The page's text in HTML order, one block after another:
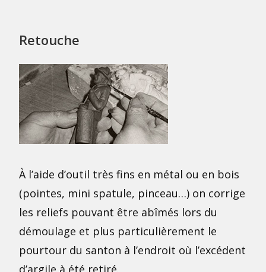
Retouche
À l’aide d’outil très fins en métal ou en bois
(pointes, mini spatule, pinceau…) on corrige
les reliefs pouvant être abîmés lors du
démoulage et plus particulièrement le
pourtour du santon à l’endroit où l’excédent
d’argile à été retiré.